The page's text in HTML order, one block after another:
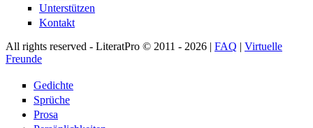
Unterstützen
Kontakt
All rights reserved - LiteratPro © 2011 - 2026 | FAQ | Virtuelle
Freunde
Gedichte
Sprüche
Prosa